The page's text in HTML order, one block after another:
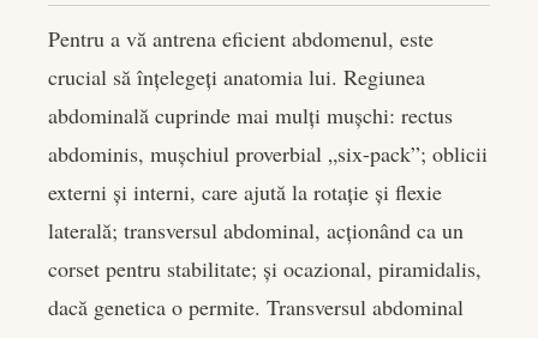
Pentru a vă antrena eficient abdomenul, este
crucial să înțelegeți anatomia lui. Regiunea
abdominală cuprinde mai mulți mușchi: rectus
abdominis, mușchiul proverbial „six-pack”; oblicii
externi și interni, care ajută la rotație și flexie
laterală; transversul abdominal, acționând ca un
corset pentru stabilitate; și ocazional, piramidalis,
dacă genetica o permite. Transversul abdominal